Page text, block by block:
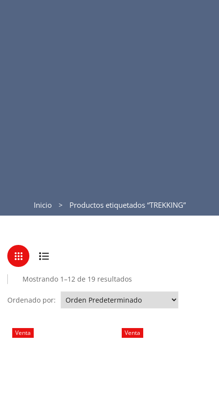
Inicio Productos etiquetados “TREKKING”
Mostrando 1–12 de 19 resultados
Ordenado por:
Venta Venta